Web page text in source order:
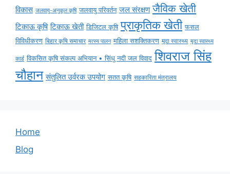
विकास जलवायु-अनुकूल कृषि जलवायु परिवर्तन जल संरक्षण जैविक खेती
टिकाऊ कृषि टिकाऊ खेती डिजिटल कृषि प्राकृतिक खेती फसल
विविधीकरण बिहार कृषि समाचार मत्स्य पालन महिला सशक्तिकरण मृदा स्वास्थ्य मृदा स्वास्थ्य
कार्ड विकसित कृषि संकल्प अभियान • सिंधु नदी जल विवाद शिवराज सिंह
चौहान संतुलित उर्वरक उपयोग सतत कृषि सहकारिता मंत्रालय
Home
Blog